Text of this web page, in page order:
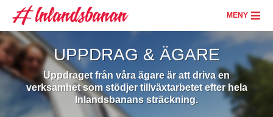
main
content
MENY
UPPDRAG & ÄGARE
Uppdraget från våra ägare är att driva en
verksamhet som stödjer tillväxtarbetet efter hela
Inlandsbanans sträckning.